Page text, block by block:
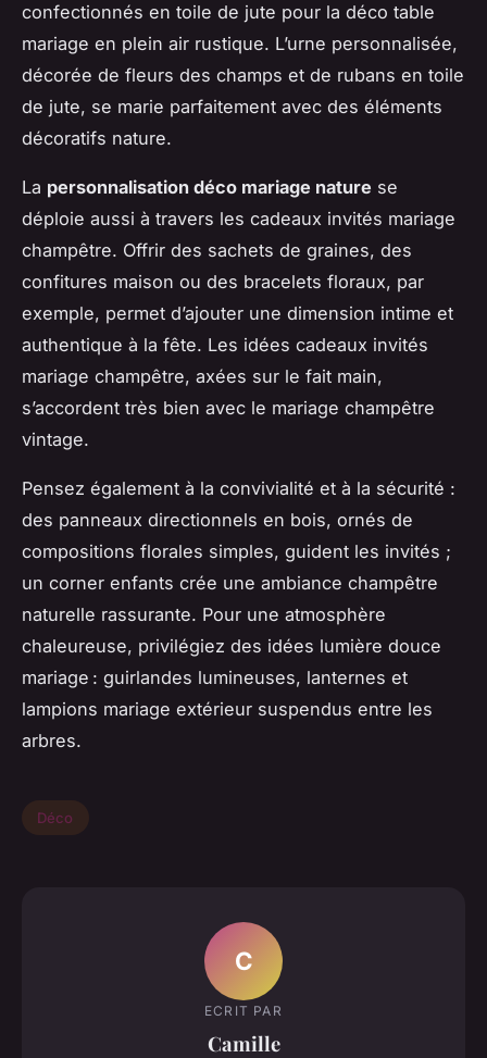
confectionnés en toile de jute pour la déco table
mariage en plein air rustique. L’urne personnalisée,
décorée de fleurs des champs et de rubans en toile
de jute, se marie parfaitement avec des éléments
décoratifs nature.
La personnalisation déco mariage nature se
déploie aussi à travers les cadeaux invités mariage
champêtre. Offrir des sachets de graines, des
confitures maison ou des bracelets floraux, par
exemple, permet d’ajouter une dimension intime et
authentique à la fête. Les idées cadeaux invités
mariage champêtre, axées sur le fait main,
s’accordent très bien avec le mariage champêtre
vintage.
Pensez également à la convivialité et à la sécurité :
des panneaux directionnels en bois, ornés de
compositions florales simples, guident les invités ;
un corner enfants crée une ambiance champêtre
naturelle rassurante. Pour une atmosphère
chaleureuse, privilégiez des idées lumière douce
mariage : guirlandes lumineuses, lanternes et
lampions mariage extérieur suspendus entre les
arbres.
Déco
C
ECRIT PAR
Camille